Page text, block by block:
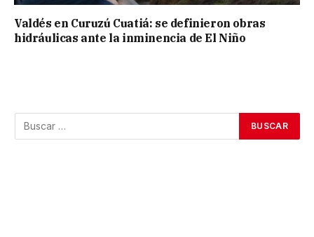
Valdés en Curuzú Cuatiá: se definieron obras
hidráulicas ante la inminencia de El Niño